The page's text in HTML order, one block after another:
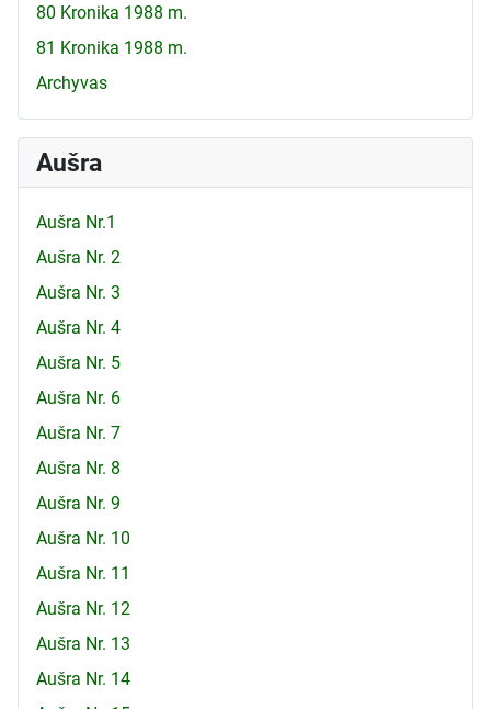
80 Kronika 1988 m.
81 Kronika 1988 m.
Archyvas
Aušra
Aušra Nr.1
Aušra Nr. 2
Aušra Nr. 3
Aušra Nr. 4
Aušra Nr. 5
Aušra Nr. 6
Aušra Nr. 7
Aušra Nr. 8
Aušra Nr. 9
Aušra Nr. 10
Aušra Nr. 11
Aušra Nr. 12
Aušra Nr. 13
Aušra Nr. 14